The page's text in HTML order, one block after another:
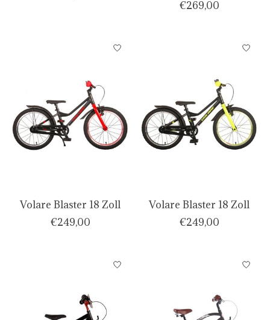
€269,00
Volare Blaster 18 Zoll
€249,00
Volare Blaster 18 Zoll
€249,00